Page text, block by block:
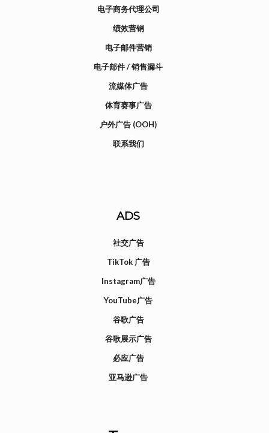
电子商务代理公司
绩效营销
电子邮件营销
电子邮件 / 销售漏斗
流媒体广告
体育赛事广告
户外广告 (OOH)
联系我们
ADS
社交广告
TikTok 广告
Instagram广告
YouTube广告
谷歌广告
谷歌展示广告
必应广告
亚马逊广告